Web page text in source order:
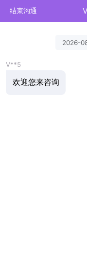
结束沟通
2026-
V**5
欢迎您来咨询